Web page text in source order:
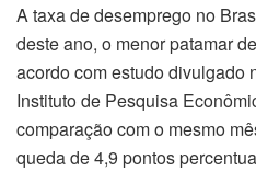
A taxa de desemprego no
deste ano, o menor patamar
acordo com estudo divulgado
Instituto de Pesquisa
comparação com o mesmo
queda de 4,9 pontos